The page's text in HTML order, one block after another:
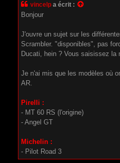
vincelp a écrit :
Bonjour
J'ouvre un sujet sur les
Scrambler. "disponibles", pas
Ducati, hein ? Vous saisissez la
Je n'ai mis que les modèles où
AR.
Pirelli :
- MT 60 RS (l'origine)
- Angel GT
Michelin :
- Pilot Road 3